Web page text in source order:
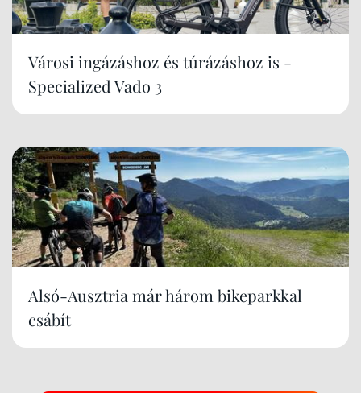
Városi ingázáshoz és túrázáshoz is -
Specialized Vado 3
Alsó-Ausztria már három bikeparkkal
csábít